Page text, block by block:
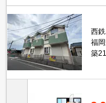
西
福
築